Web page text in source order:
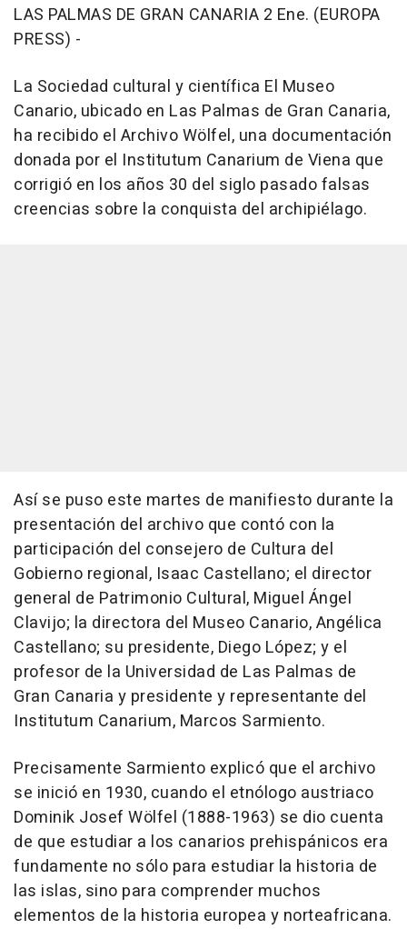
LAS PALMAS DE GRAN CANARIA 2 Ene. (EUROPA
PRESS) -
La Sociedad cultural y científica El Museo
Canario, ubicado en Las Palmas de Gran Canaria,
ha recibido el Archivo Wölfel, una documentación
donada por el Institutum Canarium de Viena que
corrigió en los años 30 del siglo pasado falsas
creencias sobre la conquista del archipiélago.
Así se puso este martes de manifiesto durante la
presentación del archivo que contó con la
participación del consejero de Cultura del
Gobierno regional, Isaac Castellano; el director
general de Patrimonio Cultural, Miguel Ángel
Clavijo; la directora del Museo Canario, Angélica
Castellano; su presidente, Diego López; y el
profesor de la Universidad de Las Palmas de
Gran Canaria y presidente y representante del
Institutum Canarium, Marcos Sarmiento.
Precisamente Sarmiento explicó que el archivo
se inició en 1930, cuando el etnólogo austriaco
Dominik Josef Wölfel (1888-1963) se dio cuenta
de que estudiar a los canarios prehispánicos era
fundamente no sólo para estudiar la historia de
las islas, sino para comprender muchos
elementos de la historia europea y norteafricana.